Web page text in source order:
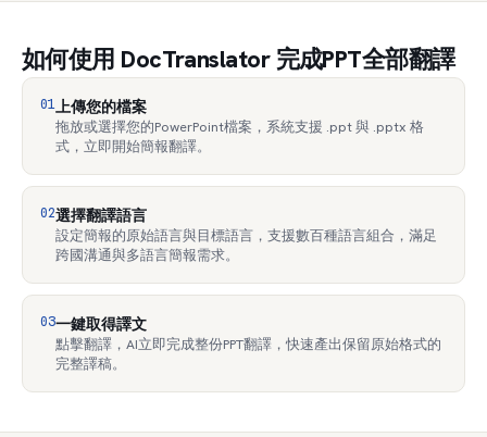
如何使用 DocTranslator 完成PPT全部翻譯
01上傳您的檔案
拖放或選擇您的PowerPoint檔案，系統支援 .ppt 與 .pptx 格
式，立即開始簡報翻譯。
02選擇翻譯語言
設定簡報的原始語言與目標語言，支援數百種語言組合，滿足
跨國溝通與多語言簡報需求。
03一鍵取得譯文
點擊翻譯，AI立即完成整份PPT翻譯，快速產出保留原始格式的
完整譯稿。